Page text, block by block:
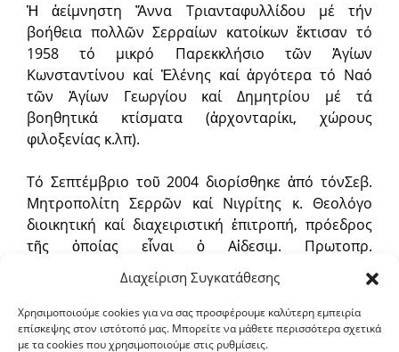
Διαχείριση Συγκατάθεσης
Χρησιμοποιούμε cookies για να σας προσφέρουμε καλύτερη εμπειρία
επίσκεψης στον ιστότοπό μας. Μπορείτε να μάθετε περισσότερα σχετικά
με τα cookies που χρησιμοποιούμε στις ρυθμίσεις.
Ἡ ἀείμνηστη Ἄννα Τριανταφυλλίδου μέ τήν
βοήθεια πολλῶν Σερραίων κατοίκων ἔκτισαν τό
1958 τό μικρό Παρεκκλήσιο τῶν Ἁγίων
Κωνσταντίνου καί Ἑλένης καί ἀργότερα τό Ναό
τῶν Ἁγίων Γεωργίου καί Δημητρίου μέ τά
βοηθητικά κτίσματα (ἀρχονταρίκι, χώρους
φιλοξενίας κ.λπ).
Τό Σεπτέμβριο τοῦ 2004 διορίσθηκε ἀπό τόνΣεβ.
Μητροπολίτη Σερρῶν καί Νιγρίτης κ. Θεολόγο
διοικητική καί διαχειριστική ἐπιτροπή, πρόεδρος
τῆς ὁποίας εἶναι ὁ Αἰδεσιμ. Πρωτοπρ.
Κωνσταντῖνος Μαλάκος. Στό Μονύδριο τελεῖται
θεία Λειτουργία κάθε δεύτερη Κυριακή τοῦ μήνα,
ἱερά ἀγρυπνία κάθε Παρασκευή (9:30-12:30) καί
ἱερά παράκληση κάθε Δευτέρα στίς 5 τό ἀπόγευμα.